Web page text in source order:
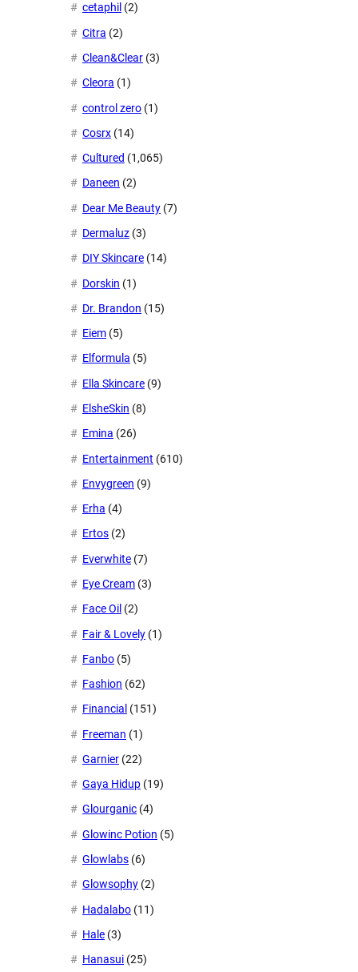
cetaphil (2)
Citra (2)
Clean&Clear (3)
Cleora (1)
control zero (1)
Cosrx (14)
Cultured (1,065)
Daneen (2)
Dear Me Beauty (7)
Dermaluz (3)
DIY Skincare (14)
Dorskin (1)
Dr. Brandon (15)
Eiem (5)
Elformula (5)
Ella Skincare (9)
ElsheSkin (8)
Emina (26)
Entertainment (610)
Envygreen (9)
Erha (4)
Ertos (2)
Everwhite (7)
Eye Cream (3)
Face Oil (2)
Fair & Lovely (1)
Fanbo (5)
Fashion (62)
Financial (151)
Freeman (1)
Garnier (22)
Gaya Hidup (19)
Glourganic (4)
Glowinc Potion (5)
Glowlabs (6)
Glowsophy (2)
Hadalabo (11)
Hale (3)
Hanasui (25)